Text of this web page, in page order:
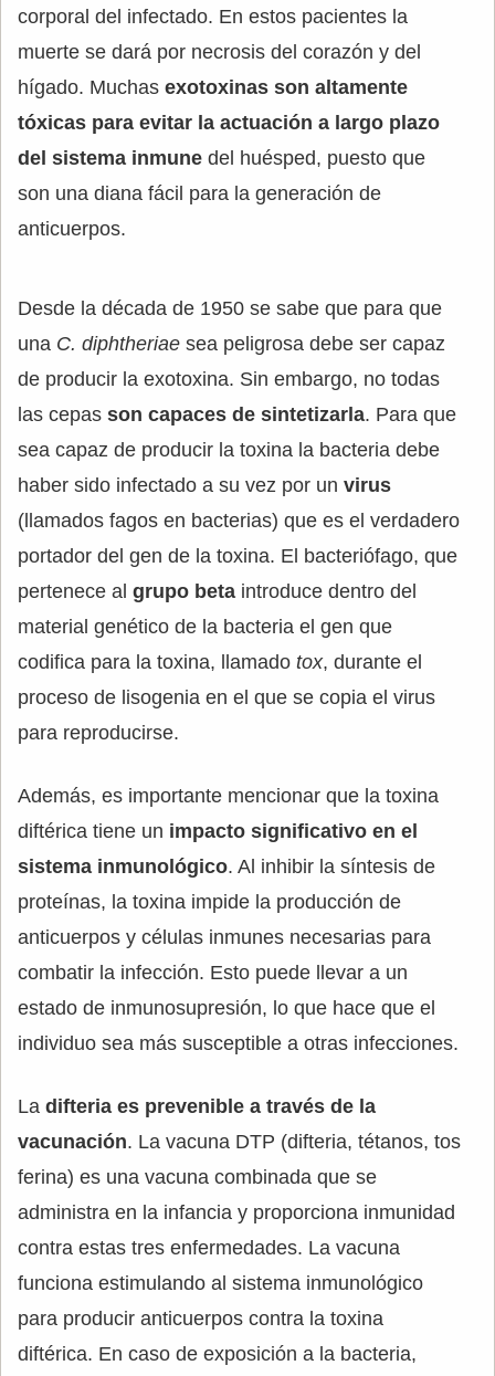
corporal del infectado. En estos pacientes la
muerte se dará por necrosis del corazón y del
hígado. Muchas exotoxinas son altamente
tóxicas para evitar la actuación a largo plazo
del sistema inmune del huésped, puesto que
son una diana fácil para la generación de
anticuerpos.
Desde la década de 1950 se sabe que para que
una C. diphtheriae sea peligrosa debe ser capaz
de producir la exotoxina. Sin embargo, no todas
las cepas son capaces de sintetizarla. Para que
sea capaz de producir la toxina la bacteria debe
haber sido infectado a su vez por un virus
(llamados fagos en bacterias) que es el verdadero
portador del gen de la toxina. El bacteriófago, que
pertenece al grupo beta introduce dentro del
material genético de la bacteria el gen que
codifica para la toxina, llamado tox, durante el
proceso de lisogenia en el que se copia el virus
para reproducirse.
Además, es importante mencionar que la toxina
diftérica tiene un impacto significativo en el
sistema inmunológico. Al inhibir la síntesis de
proteínas, la toxina impide la producción de
anticuerpos y células inmunes necesarias para
combatir la infección. Esto puede llevar a un
estado de inmunosupresión, lo que hace que el
individuo sea más susceptible a otras infecciones.
La difteria es prevenible a través de la
vacunación. La vacuna DTP (difteria, tétanos, tos
ferina) es una vacuna combinada que se
administra en la infancia y proporciona inmunidad
contra estas tres enfermedades. La vacuna
funciona estimulando al sistema inmunológico
para producir anticuerpos contra la toxina
diftérica. En caso de exposición a la bacteria,